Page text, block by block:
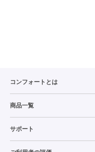
コンフォートとは
商品一覧
サポート